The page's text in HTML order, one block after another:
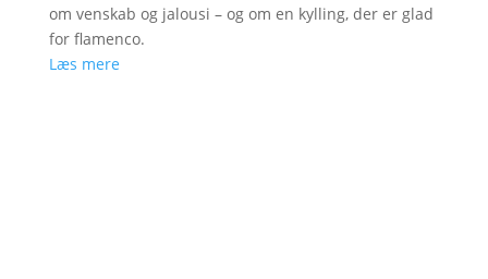
om venskab og jalousi – og om en kylling, der er glad
for flamenco.
Læs mere